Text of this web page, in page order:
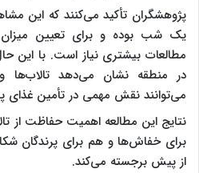
پژوهشگران تأکید می‌کنند که این
یک شب بوده و برای تعیین میزان
مطالعات بیشتری نیاز است. با این
در منطقه نشان می‌دهد تالاب‌ها
می‌توانند نقش مهمی در تأمین غذای
نتایج این مطالعه اهمیت حفاظت از
برای خفاش‌ها و هم برای پرندگان
از پیش برجسته می‌کند.